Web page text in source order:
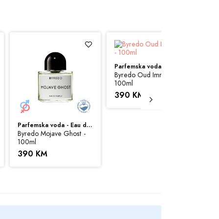
sve svoje resurse da Vam svi artikli na
garantovati da su sve navedene
Parfemska voda - Eau de Parfum (EDP)
Byredo Mojave Ghost -
100ml
390 KM
Byredo Oud Immortel -
100ml
390 KM